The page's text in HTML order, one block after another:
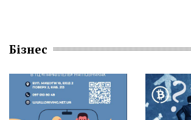
Бізнес